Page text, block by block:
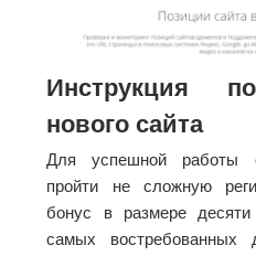
Инструкция
нового сайта
Для успешной работы
пройти не сложную
бонус в размере
самых востребованных